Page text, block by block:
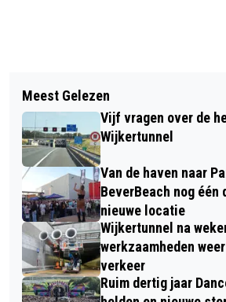
OPNAMEN 'DE TIEN
VANDAAG 70 JAAR
START
WEEK TEGEN ARMOEDE
Meest Gelezen
Vijf vragen over de
Wijkertunnel
Van de haven naar
BeverBeach nog één
nieuwe locatie
Wijkertunnel na
werkzaamheden
verkeer
Ruim dertig jaar